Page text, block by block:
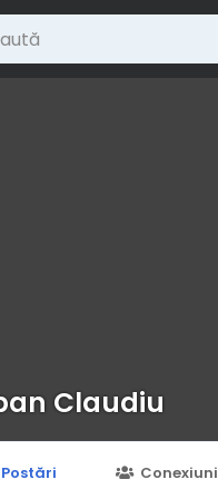
Claudiu
Postări Conexiuni